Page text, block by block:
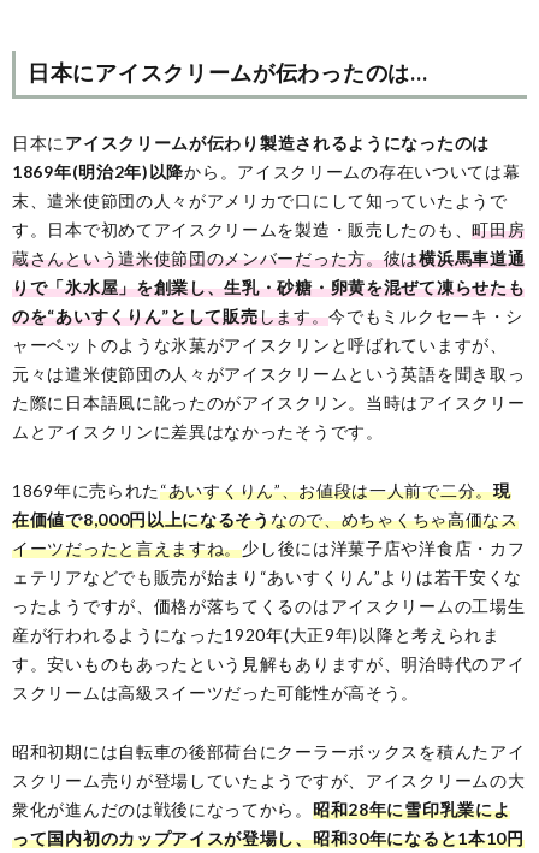
日本にアイスクリームが伝わったのは…
日本に アイスクリームが伝わり製造されるようになったのは
1869年(明治2年)以降から。アイスクリームの存在いついては幕
末、遣米使節団の人々がアメリカで口にして知っていたようで
す。日本で初めてアイスクリームを製造・販売したのも、町田房
蔵さんという遣米使節団のメンバーだった方。彼は横浜馬車道通
りで「氷水屋」を創業し、生乳・砂糖・卵黄を混ぜて凍らせたも
のを“あいすくりん”として販売します。今でもミルクセーキ・シ
ャーベットのような氷菓がアイスクリンと呼ばれていますが、
元々は遣米使節団の人々がアイスクリームという英語を聞き取っ
た際に日本語風に訛ったのがアイスクリン。当時はアイスクリー
ムとアイスクリンに差異はなかったそうです。
1869年に売られた“あいすくりん”、お値段は一人前で二分。現
在価値で8,000円以上になるそうなので、めちゃくちゃ高価なス
イーツだったと言えますね。少し後には洋菓子店や洋食店・カフ
ェテリアなどでも販売が始まり“あいすくりん”よりは若干安くな
ったようですが、価格が落ちてくるのはアイスクリームの工場生
産が行われるようになった1920年(大正9年)以降と考えられま
す。安いものもあったという見解もありますが、明治時代のアイ
スクリームは高級スイーツだった可能性が高そう。
昭和初期には自転車の後部荷台にクーラーボックスを積んたアイ
スクリーム売りが登場していたようですが、アイスクリームの大
衆化が進んだのは戦後になってから。 昭和28年に雪印乳業によ
って国内初のカップアイスが登場し、昭和30年になると1本10円